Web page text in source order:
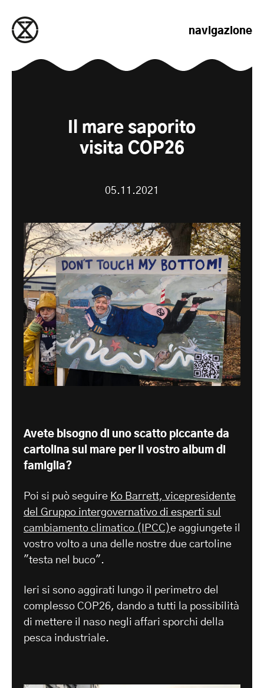
navigazione
Il mare saporito
visita COP26
05.11.2021
Avete bisogno di uno scatto piccante da
cartolina sul mare per il vostro album di
famiglia?
Poi si può seguire Ko Barrett, vicepresidente
del Gruppo intergovernativo di esperti sul
cambiamento climatico (IPCC)e aggiungete il
vostro volto a una delle nostre due cartoline
"testa nel buco".
Ieri si sono aggirati lungo il perimetro del
complesso COP26, dando a tutti la possibilità
di mettere il naso negli affari sporchi della
pesca industriale.